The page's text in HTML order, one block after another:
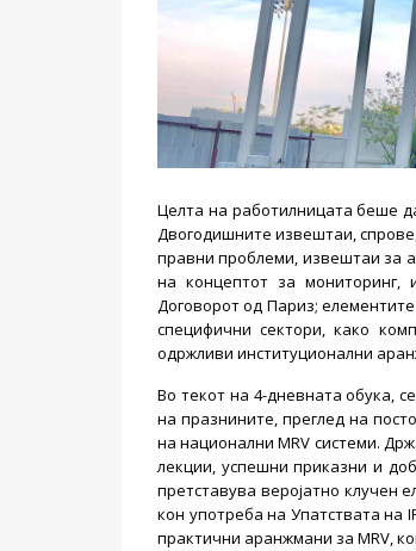
Целта на работилницата беше
Двогодишните извештаи,
правни проблеми, извештаи за
на концептот за мониторинг,
Договорот од Париз;
специфични сектори, како
одржливи институционални
Во текот на 4-дневната обука,
на празнините, преглед на
на национални MRV системи.
лекции, успешни приказни и
претставува веројатно клучен
кон употреба на Упатствата на
практични аранжмани за MRV,